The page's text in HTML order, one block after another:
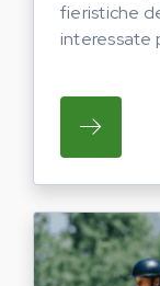
fieristiche
interessate
SU